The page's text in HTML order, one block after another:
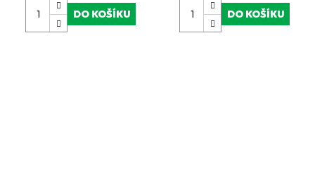
DO KOŠÍKU DO KOŠÍKU